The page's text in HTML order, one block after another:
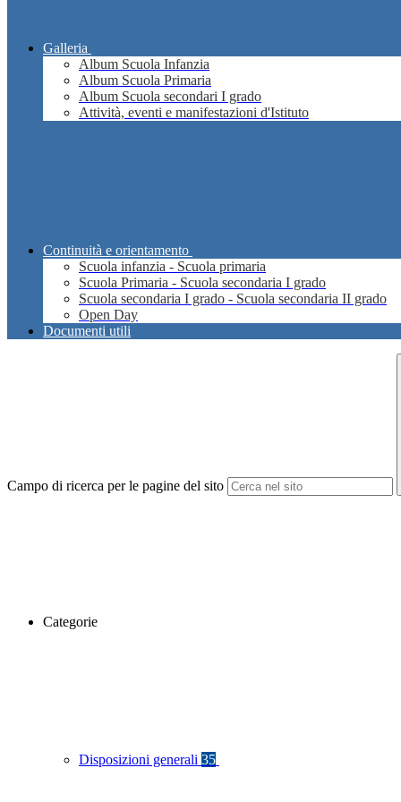
Galleria
Album Scuola Infanzia
Album Scuola Primaria
Album Scuola secondari I grado
Attività, eventi e manifestazioni d'Istituto
Continuità e orientamento
Scuola infanzia - Scuola primaria
Scuola Primaria - Scuola secondaria I grado
Scuola secondaria I grado - Scuola secondaria II grado
Open Day
Documenti utili
Campo di ricerca per le pagine del sito
Categorie
Disposizioni generali 35